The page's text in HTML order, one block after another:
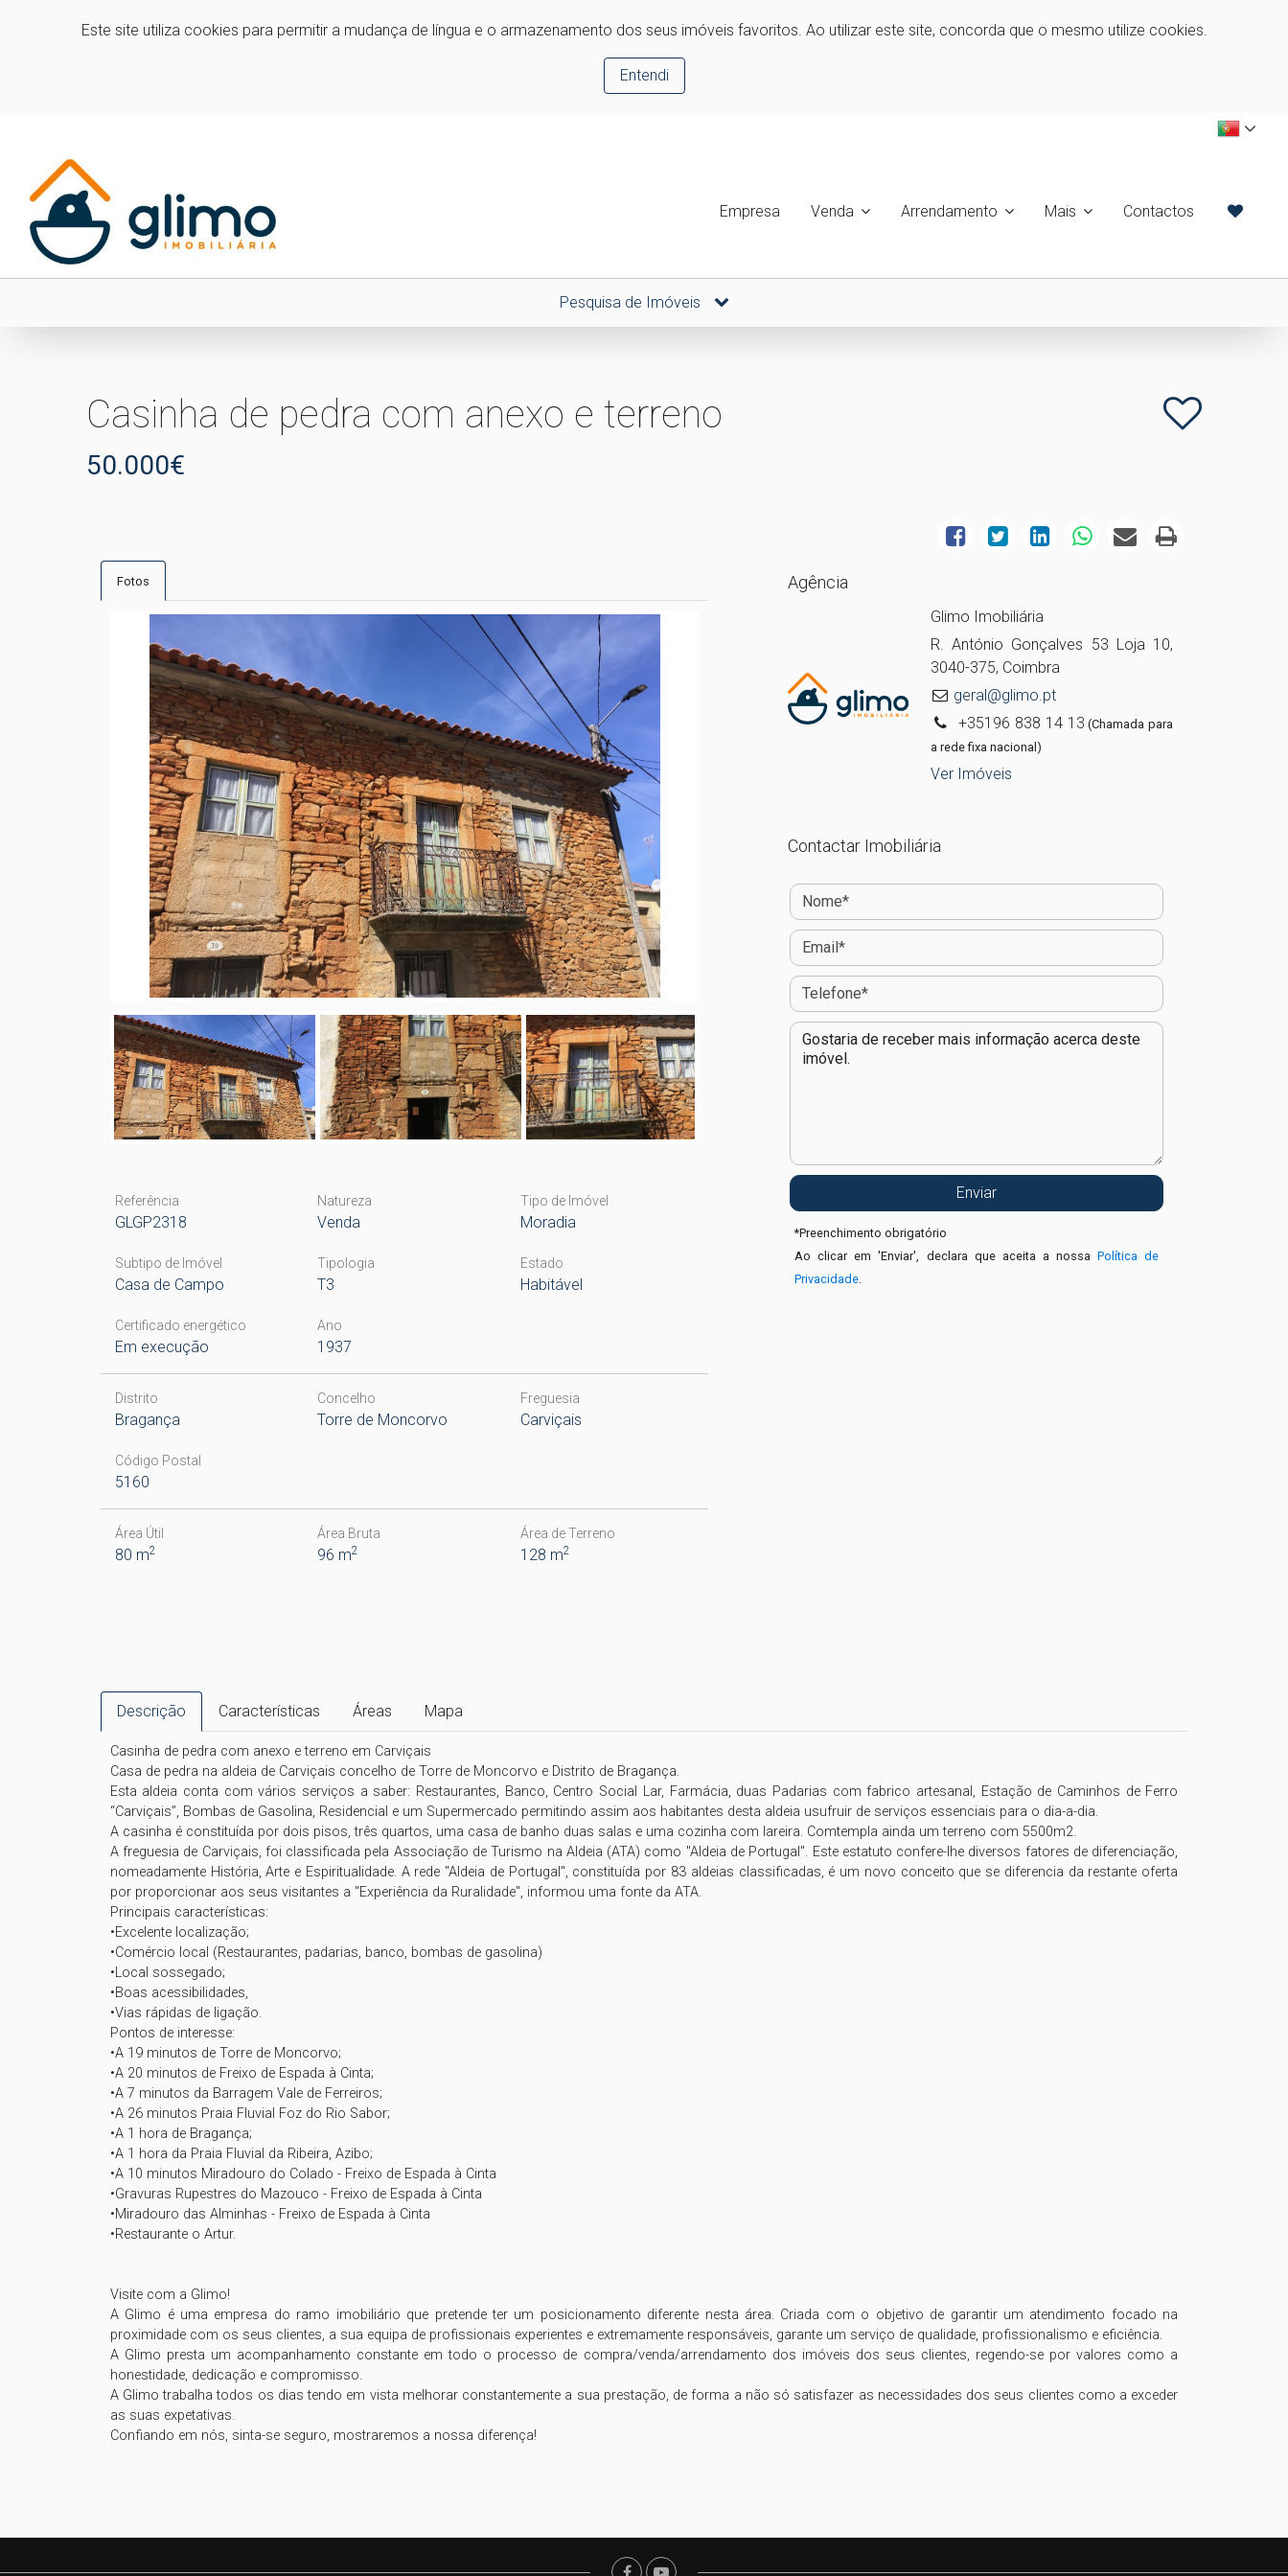
Este site utiliza cookies para permitir a mudança de língua e o armazenamento dos seus imóveis favoritos. Ao utilizar este site, concorda que o mesmo utilize cookies.
Entendi
Empresa Venda Arrendamento Mais Contactos
Pesquisa de Imóveis
Casinha de pedra com anexo e terreno
50.000€
Fotos
Referência
GLGP2318
Natureza
Venda
Tipo de Imóvel
Moradia
Subtipo de Imóvel
Casa de Campo
Tipologia
T3
Estado
Habitável
Certificado energético
Em execução
Ano
1937
Distrito
Bragança
Concelho
Torre de Moncorvo
Freguesia
Carviçais
Código Postal
5160
Área Útil
80 m2
Área Bruta
96 m2
Área de Terreno
128 m2
Agência
Glimo Imobiliária
R. António Gonçalves 53 Loja 10,
3040-375, Coimbra
geral@glimo.pt
+35196 838 14 13 (Chamada para
a rede fixa nacional)
Ver Imóveis
Contactar Imobiliária
*Preenchimento obrigatório
Ao clicar em 'Enviar', declara que aceita a nossaPolítica de
Privacidade.
Descrição Características Áreas Mapa
Casinha de pedra com anexo e terreno em Carviçais
Casa de pedra na aldeia de Carviçais concelho de Torre de Moncorvo e Distrito de Bragança.
Esta aldeia conta com vários serviços a saber: Restaurantes, Banco, Centro Social Lar, Farmácia, duas Padarias com fabrico artesanal, Estação de Caminhos de Ferro
“Carviçais”, Bombas de Gasolina, Residencial e um Supermercado permitindo assim aos habitantes desta aldeia usufruir de serviços essenciais para o dia-a-dia.
A casinha é constituída por dois pisos, três quartos, uma casa de banho duas salas e uma cozinha com lareira. Comtempla ainda um terreno com 5500m2.
A freguesia de Carviçais, foi classificada pela Associação de Turismo na Aldeia (ATA) como "Aldeia de Portugal". Este estatuto confere-lhe diversos fatores de diferenciação,
nomeadamente História, Arte e Espiritualidade. A rede "Aldeia de Portugal", constituída por 83 aldeias classificadas, é um novo conceito que se diferencia da restante oferta
por proporcionar aos seus visitantes a "Experiência da Ruralidade", informou uma fonte da ATA.
Principais características:
•Excelente localização;
•Comércio local (Restaurantes, padarias, banco, bombas de gasolina)
•Local sossegado;
•Boas acessibilidades,
•Vias rápidas de ligação.
Pontos de interesse:
•A 19 minutos de Torre de Moncorvo;
•A 20 minutos de Freixo de Espada à Cinta;
•A 7 minutos da Barragem Vale de Ferreiros;
•A 26 minutos Praia Fluvial Foz do Rio Sabor;
•A 1 hora de Bragança;
•A 1 hora da Praia Fluvial da Ribeira, Azibo;
•A 10 minutos Miradouro do Colado - Freixo de Espada à Cinta
•Gravuras Rupestres do Mazouco - Freixo de Espada à Cinta
•Miradouro das Alminhas - Freixo de Espada à Cinta
•Restaurante o Artur.
Visite com a Glimo!
A Glimo é uma empresa do ramo imobiliário que pretende ter um posicionamento diferente nesta área. Criada com o objetivo de garantir um atendimento focado na
proximidade com os seus clientes, a sua equipa de profissionais experientes e extremamente responsáveis, garante um serviço de qualidade, profissionalismo e eficiência.
A Glimo presta um acompanhamento constante em todo o processo de compra/venda/arrendamento dos imóveis dos seus clientes, regendo-se por valores como a
honestidade, dedicação e compromisso.
A Glimo trabalha todos os dias tendo em vista melhorar constantemente a sua prestação, de forma a não só satisfazer as necessidades dos seus clientes como a exceder
as suas expetativas.